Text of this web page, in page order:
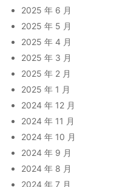
2025 年 6 月
2025 年 5 月
2025 年 4 月
2025 年 3 月
2025 年 2 月
2025 年 1 月
2024 年 12 月
2024 年 11 月
2024 年 10 月
2024 年 9 月
2024 年 8 月
2024 年 7 月